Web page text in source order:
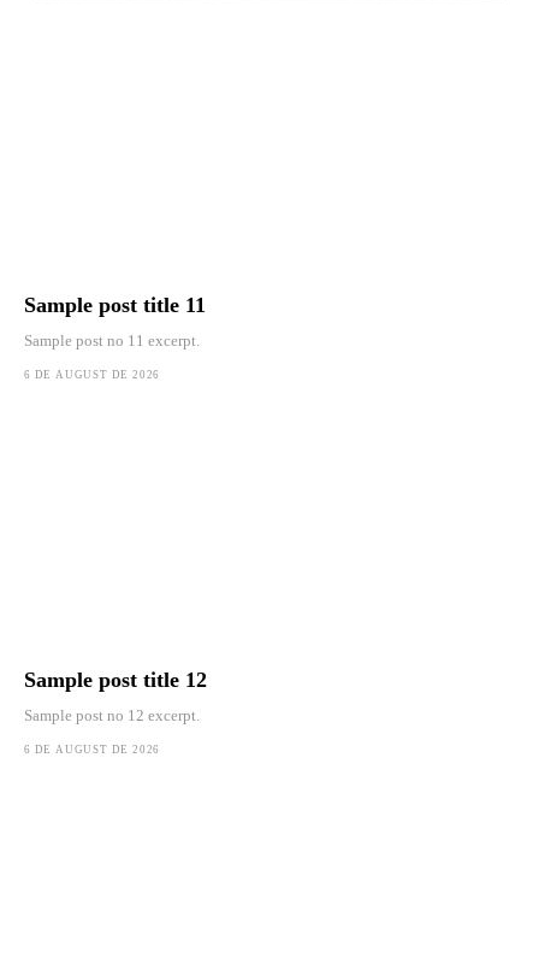
Sample post title 11
Sample post no 11 excerpt.
6 DE AUGUST DE 2026
Sample post title 12
Sample post no 12 excerpt.
6 DE AUGUST DE 2026